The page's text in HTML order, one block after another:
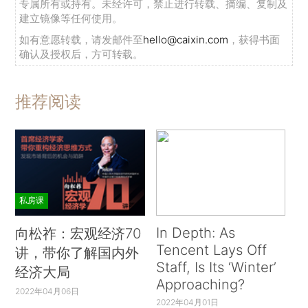
专属所有或持有。未经许可，禁止进行转载、摘编、复制及
建立镜像等任何使用。
如有意愿转载，请发邮件至hello@caixin.com ，获得书面
确认及授权后，方可转载。
推荐阅读
私房课
向松祚：宏观经济70
讲，带你了解国内外
经济大局
2022年04月06日
In Depth: As
Tencent Lays Off
Staff, Is Its ‘Winter’
Approaching?
2022年04月01日